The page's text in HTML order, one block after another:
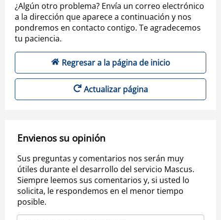
¿Algún otro problema? Envía un correo electrónico
a la dirección que aparece a continuación y nos
pondremos en contacto contigo. Te agradecemos
tu paciencia.
Regresar a la página de inicio
Actualizar página
Envienos su opinión
Sus preguntas y comentarios nos serán muy
útiles durante el desarrollo del servicio Mascus.
Siempre leemos sus comentarios y, si usted lo
solicita, le respondemos en el menor tiempo
posible.